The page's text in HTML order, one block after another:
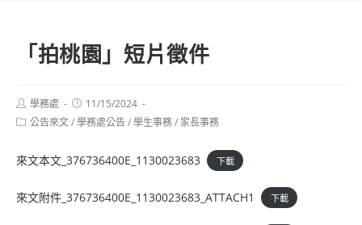
「拍桃園」短片徵件
Post
author:
學務處
Post
published:
11/15/2024
Post公告來文/學務處公告/學生事務/ 家長事務
來文本文_376736400E_1130023683 下載
來文附件_376736400E_1130023683_ATTACH1 下載